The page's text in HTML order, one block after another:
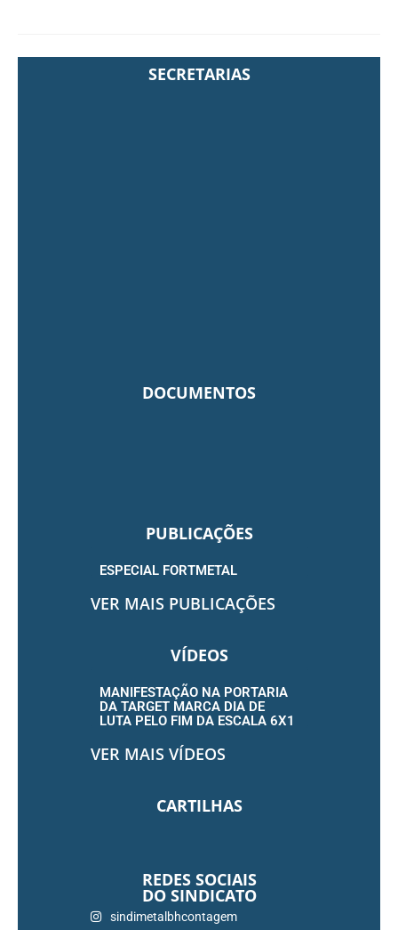
SECRETARIAS
DOCUMENTOS
PUBLICAÇÕES
ESPECIAL FORTMETAL
VER MAIS PUBLICAÇÕES
VÍDEOS
MANIFESTAÇÃO NA PORTARIA
DA TARGET MARCA DIA DE
LUTA PELO FIM DA ESCALA 6X1
VER MAIS VÍDEOS
CARTILHAS
REDES SOCIAIS
DO SINDICATO
sindimetalbhcontagem